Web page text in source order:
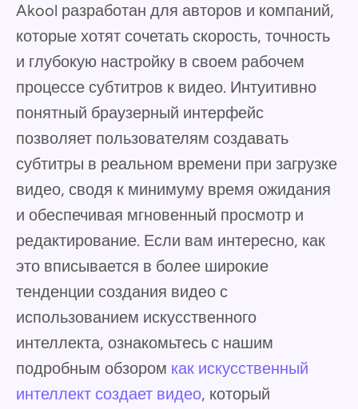
Akool разработан для авторов и компаний,
которые хотят сочетать скорость, точность
и глубокую настройку в своем рабочем
процессе субтитров к видео. Интуитивно
понятный браузерный интерфейс
позволяет пользователям создавать
субтитры в реальном времени при загрузке
видео, сводя к минимуму время ожидания
и обеспечивая мгновенный просмотр и
редактирование. Если вам интересно, как
это вписывается в более широкие
тенденции создания видео с
использованием искусственного
интеллекта, ознакомьтесь с нашим
подробным обзором как искусственный
интеллект создает видео, который